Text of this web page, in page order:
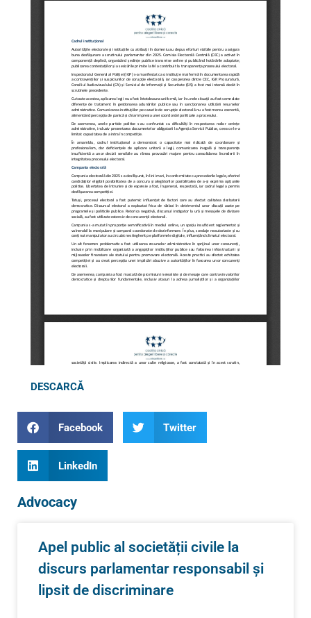
DESCARCĂ
Facebook Twitter
LinkedIn
Advocacy
Apel public al societății civile la
discurs parlamentar responsabil și
lipsit de discriminare